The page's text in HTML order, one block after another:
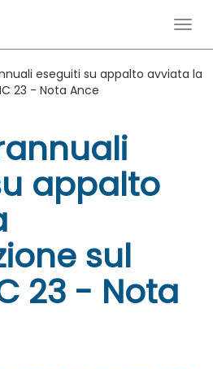
eseguiti su appalto avviata la
23 - Nota Ance
appalto
sul
23 - Nota